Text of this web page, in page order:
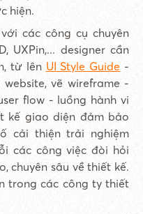
hiện.
các công cụ chuyên
UXPin,... designer cần
từ lên UI Style Guide -
vẽ wireframe -
flow - luồng hành vi
kế giao diện đảm bảo
cải thiện trải nghiệm
các công việc đòi hỏi
chuyên sâu về thiết kế.
trong các công ty thiết